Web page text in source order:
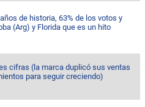
de historia, 63% de los votos y
(Arg) y Florida que es un hito
cifras (la marca duplicó sus ventas
para seguir creciendo)